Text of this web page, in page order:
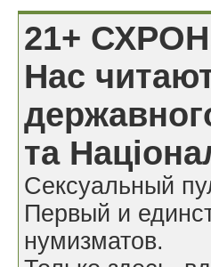
21+
Нас
та
Сексуальный
Первый и
нумизматов.